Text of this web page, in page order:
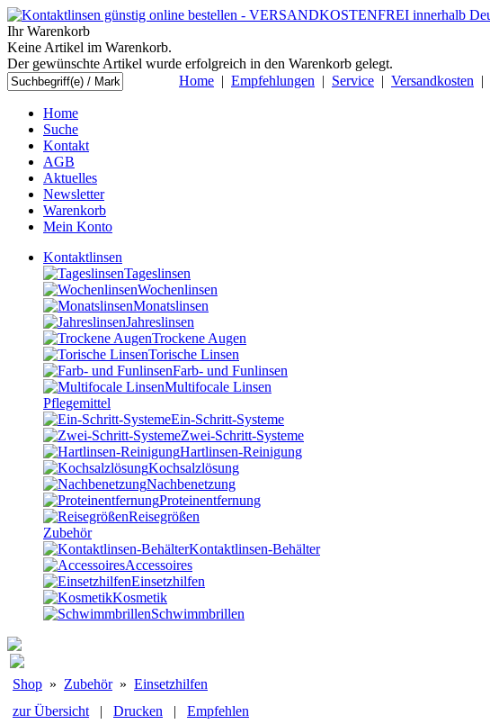
Ihr Warenkorb
Keine Artikel im Warenkorb.
Der gewünschte Artikel wurde erfolgreich in den Warenkorb gelegt.
Home | Empfehlungen | Service | Versandkosten |
Home
Suche
Kontakt
AGB
Aktuelles
Newsletter
Warenkorb
Mein Konto
Kontaktlinsen
Tageslinsen
Wochenlinsen
Monatslinsen
Jahreslinsen
Trockene Augen
Torische Linsen
Farb- und Funlinsen
Multifocale Linsen
Pflegemittel
Ein-Schritt-Systeme
Zwei-Schritt-Systeme
Hartlinsen-Reinigung
Kochsalzlösung
Nachbenetzung
Proteinentfernung
Reisegrößen
Zubehör
Kontaktlinsen-Behälter
Accessoires
Einsetzhilfen
Kosmetik
Schwimmbrillen
Shop » Zubehör» Einsetzhilfen
zur Übersicht | Drucken | Empfehlen